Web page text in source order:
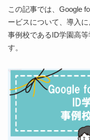
この記事では、Google
ービスについて、導入
事例校であるID学園高
す。